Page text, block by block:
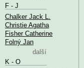
F - J
Chalker Jack L.
Christie Agatha
Fisher Catherine
Folný Jan
další
K - O